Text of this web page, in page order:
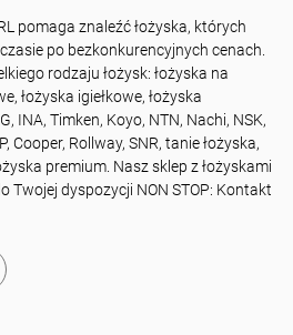
pomaga znaleźć łożyska, których
po bezkonkurencyjnych cenach.
rodzaju łożysk: łożyska na
łożyska igiełkowe, łożyska
INA, Timken, Koyo, NTN, Nachi, NSK,
Cooper, Rollway, SNR, tanie łożyska,
premium. Nasz sklep z łożyskami
Twojej dyspozycji NON STOP: Kontakt